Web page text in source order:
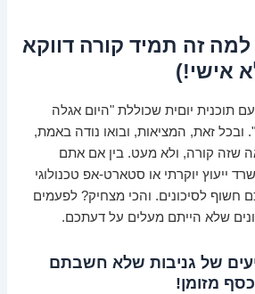
זה תמיד קורה דווקא
אישי!)
תוכנית יוםית שכוללת "היום אגלה
ובכל זאת, המציאות, ובואו נודה באמת,
שזה קורה, ולא מעט. בין אם אתם
ייעוץ יוקרתי או סטארט-אפ טכנולוגי
חשוף לסיכונים. והכי מצחיק? לפעמים
שלא הייתם מעלים על דעתכם.
של גניבות שלא חשבתם
מזומן!